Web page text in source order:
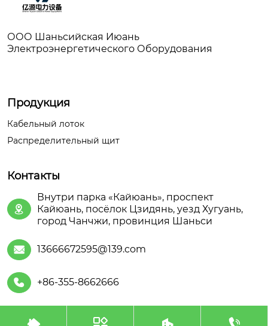
ООО Шаньсийская Июань
Электроэнергетического Оборудования
Продукция
Кабельный лоток
Распределительный щит
Контакты

Внутри парка «Кайюань», проспект
Кайюань, посёлок Цзидянь, уезд Хугуань,
город Чанчжи, провинция Шаньси
 13666672595@139.com
 +86-355-8662666
Авторское право©ООО Шаньсийская Июань